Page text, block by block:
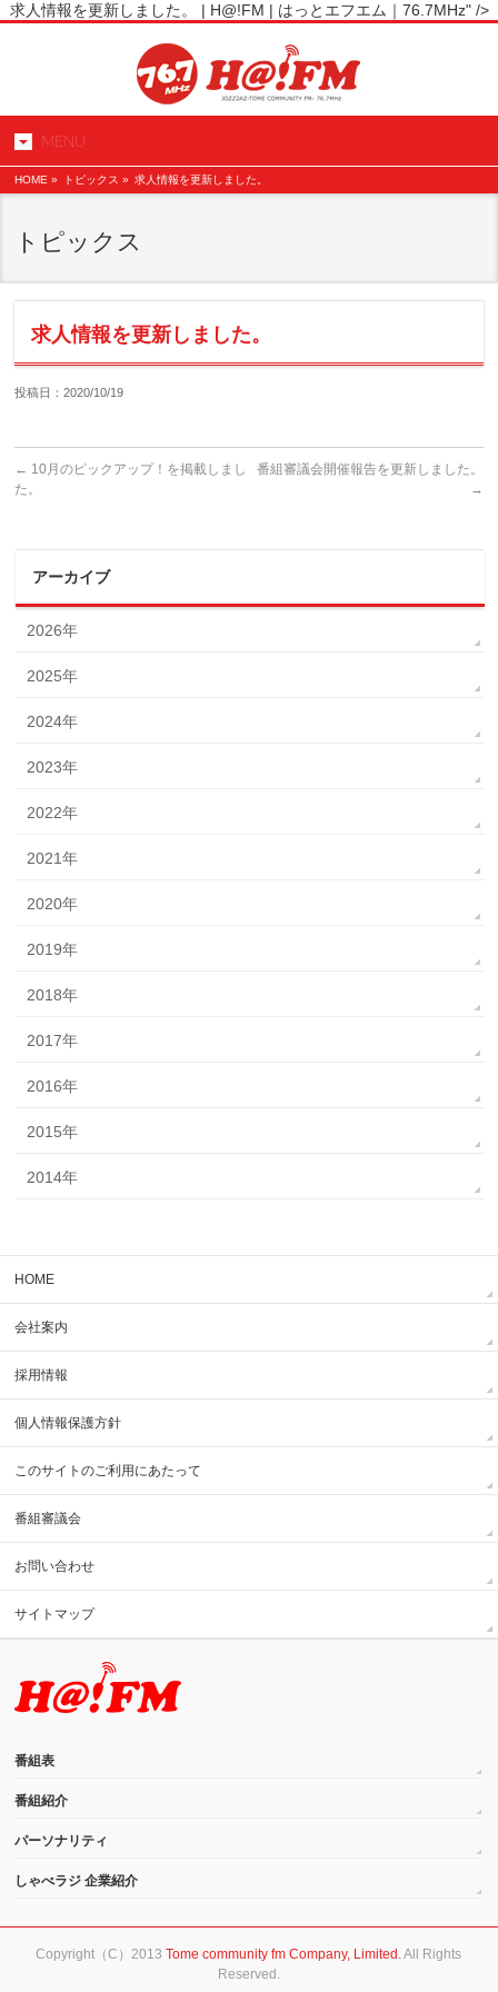
求人情報を更新しました。 | H@!FM | はっとエフエム｜76.7MHz" />
MENU
HOME » トピックス » 求人情報を更新しました。
トピックス
求人情報を更新しました。
投稿日：2020/10/19
← 10月のピックアップ！を掲載しまし
た。
番組審議会開催報告を更新しました。
→
アーカイブ
2026年
2025年
2024年
2023年
2022年
2021年
2020年
2019年
2018年
2017年
2016年
2015年
2014年
HOME
会社案内
採用情報
個人情報保護方針
このサイトのご利用にあたって
番組審議会
お問い合わせ
サイトマップ
番組表
番組紹介
パーソナリティ
しゃべラジ 企業紹介
Copyright（C）2013Tome community fm Company, Limited.All Rights
Reserved.